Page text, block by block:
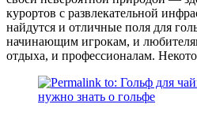
курортов с развлекательной
найдутся и отличные поля для
начинающим игрокам, и
отдыха, и профессионалам.